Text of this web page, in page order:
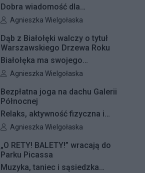
Dobra wiadomość dla
najmłodszych mieszkańców
się remonty nawierzchni na trzech
placach zabaw – przy ulicach
Kiersnowskiego, Ruskowy Bród i
Ceramicznej.
Autor artykułu:
Agnieszka Wielgołaska
Dąb z Białołęki walczy o tytuł
Warszawskiego Drzewa Roku
Białołęka ma swojego
reprezentanta w plebiscycie na
finałowej dwunastki zakwalifikował
się okazały dąb szypułkowy
rosnący przy ul. Konturowej. Teraz
o zwycięstwie zadecydują głosy
mieszkańców.
Autor artykułu:
Agnieszka Wielgołaska
Bezpłatna joga na dachu Galerii
Północnej
Relaks, aktywność fizyczna i
wyjątkowa przestrzeń pełna zieleni
Fitness Zdrofit zapraszają
mieszkańców na bezpłatne zajęcia
Autor artykułu:
Agnieszka Wielgołaska
„O RETY! BALETY!” wracają do
Parku Picassa
Muzyka, taniec i sąsiedzka